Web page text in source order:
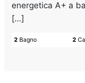
energetica A+ a
[…]
2
2 Bagno